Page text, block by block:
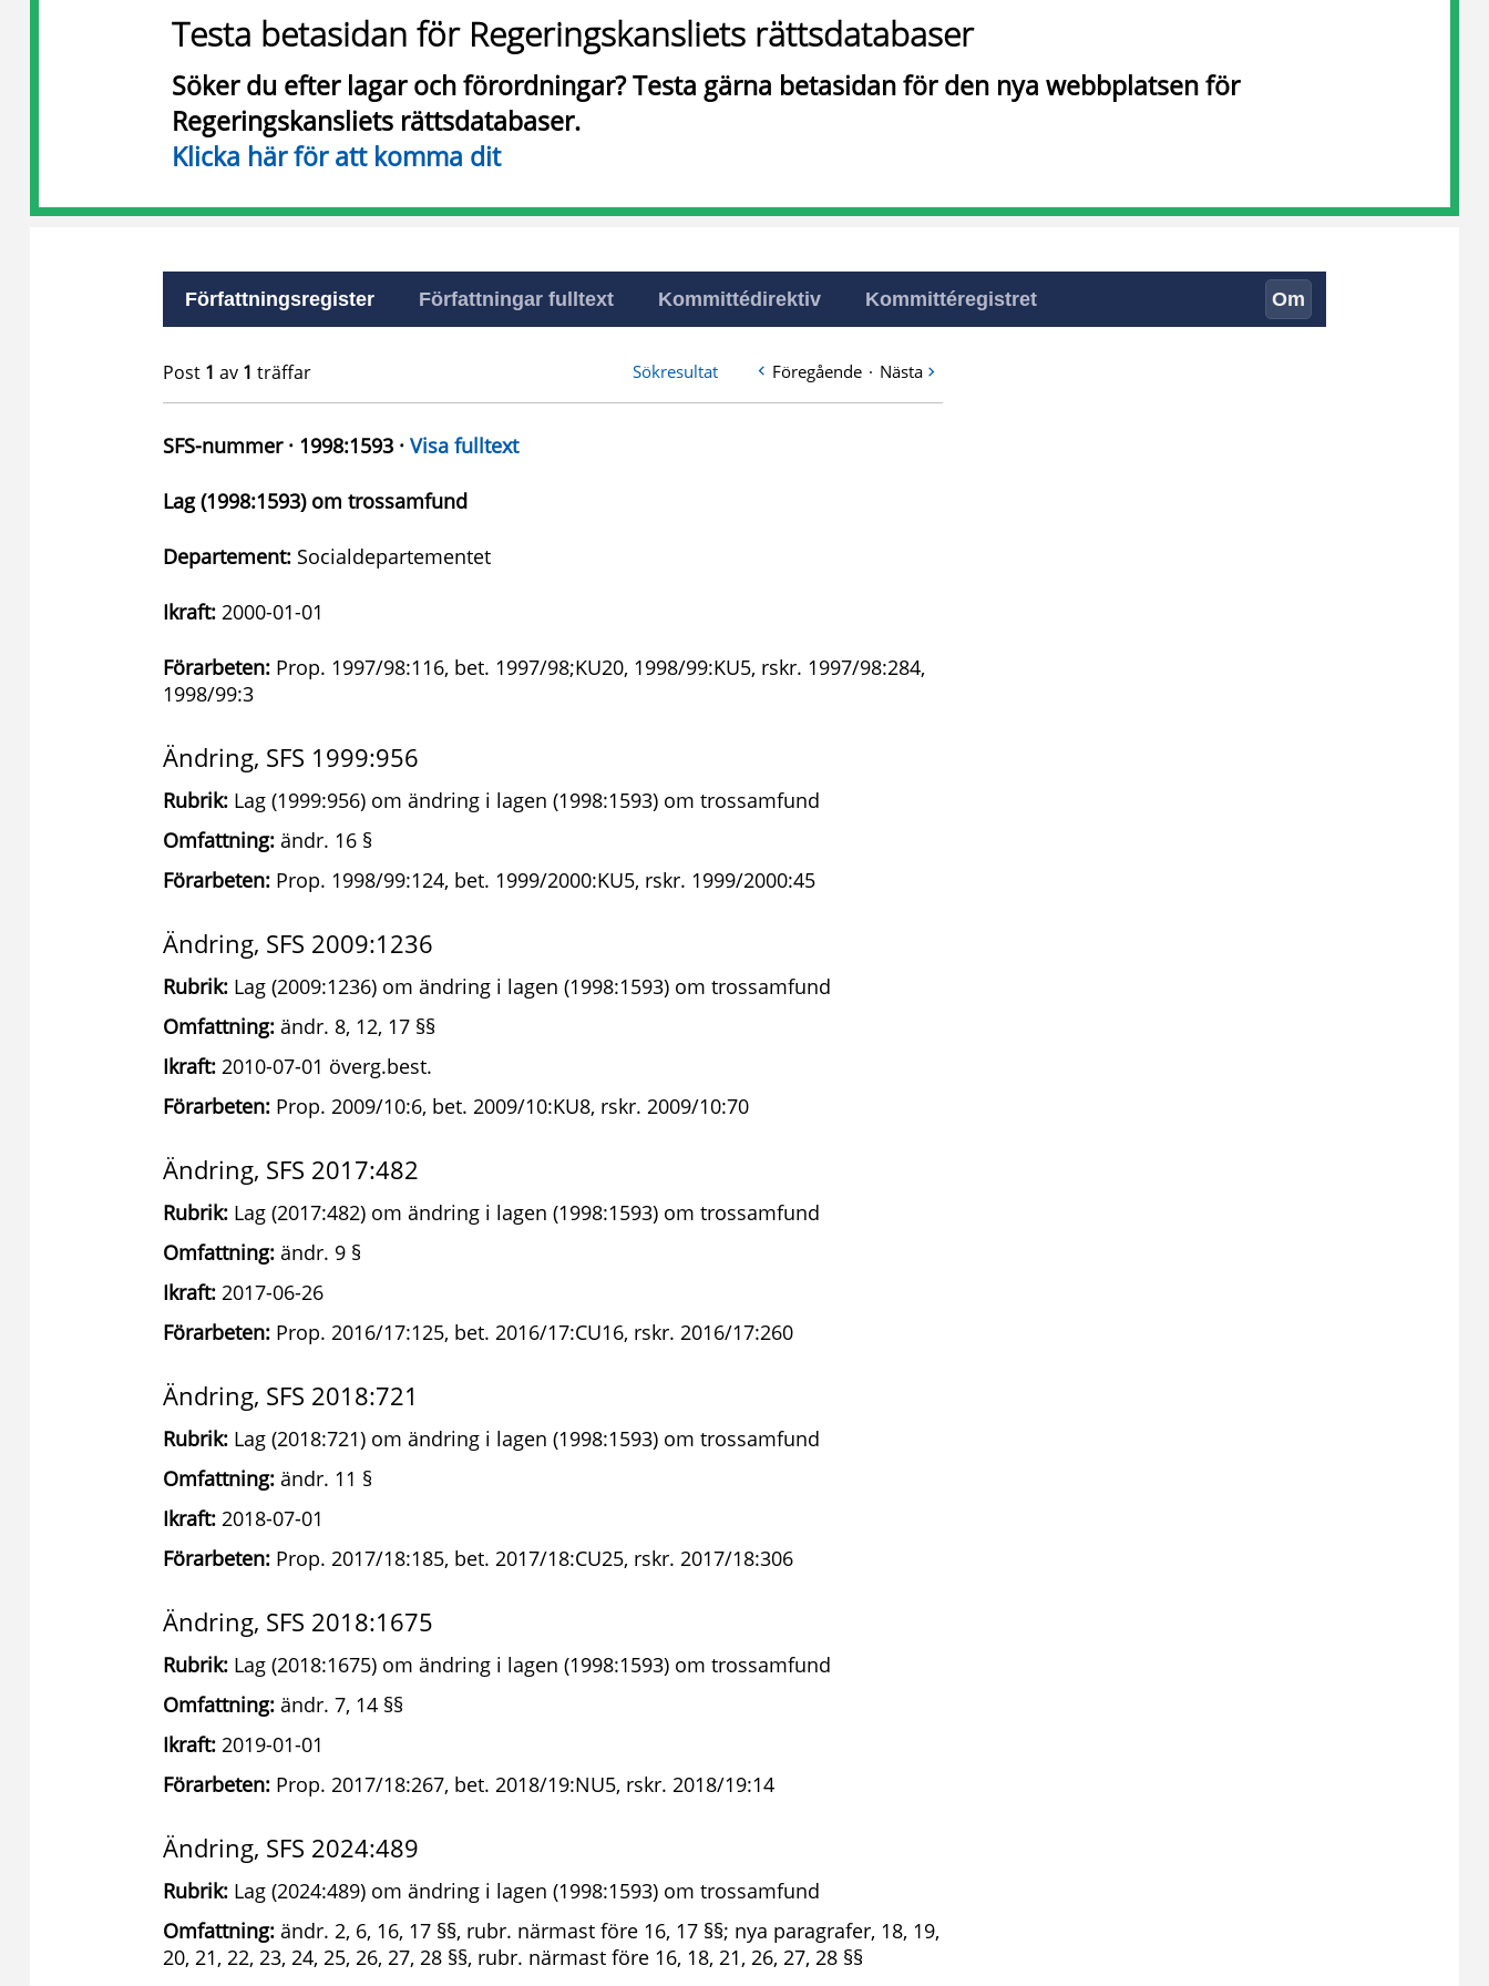
Testa betasidan för Regeringskansliets rättsdatabaser
Söker du efter lagar och förordningar? Testa gärna betasidan för den nya webbplatsen för
Regeringskansliets rättsdatabaser.
Klicka här för att komma dit
Författningsregister Författningar fulltext Kommittédirektiv Kommittéregistret Om
Post 1 av 1 träffar Sökresultat Föregående · Nästa
SFS-nummer · 1998:1593 · Visa fulltext
Lag (1998:1593) om trossamfund
Departement: Socialdepartementet
Ikraft: 2000-01-01
Förarbeten: Prop. 1997/98:116, bet. 1997/98;KU20, 1998/99:KU5, rskr. 1997/98:284,
1998/99:3
Ändring, SFS 1999:956
Rubrik: Lag (1999:956) om ändring i lagen (1998:1593) om trossamfund
Omfattning: ändr. 16 §
Förarbeten: Prop. 1998/99:124, bet. 1999/2000:KU5, rskr. 1999/2000:45
Ändring, SFS 2009:1236
Rubrik: Lag (2009:1236) om ändring i lagen (1998:1593) om trossamfund
Omfattning: ändr. 8, 12, 17 §§
Ikraft: 2010-07-01 överg.best.
Förarbeten: Prop. 2009/10:6, bet. 2009/10:KU8, rskr. 2009/10:70
Ändring, SFS 2017:482
Rubrik: Lag (2017:482) om ändring i lagen (1998:1593) om trossamfund
Omfattning: ändr. 9 §
Ikraft: 2017-06-26
Förarbeten: Prop. 2016/17:125, bet. 2016/17:CU16, rskr. 2016/17:260
Ändring, SFS 2018:721
Rubrik: Lag (2018:721) om ändring i lagen (1998:1593) om trossamfund
Omfattning: ändr. 11 §
Ikraft: 2018-07-01
Förarbeten: Prop. 2017/18:185, bet. 2017/18:CU25, rskr. 2017/18:306
Ändring, SFS 2018:1675
Rubrik: Lag (2018:1675) om ändring i lagen (1998:1593) om trossamfund
Omfattning: ändr. 7, 14 §§
Ikraft: 2019-01-01
Förarbeten: Prop. 2017/18:267, bet. 2018/19:NU5, rskr. 2018/19:14
Ändring, SFS 2024:489
Rubrik: Lag (2024:489) om ändring i lagen (1998:1593) om trossamfund
Omfattning: ändr. 2, 6, 16, 17 §§, rubr. närmast före 16, 17 §§; nya paragrafer, 18, 19,
20, 21, 22, 23, 24, 25, 26, 27, 28 §§, rubr. närmast före 16, 18, 21, 26, 27, 28 §§